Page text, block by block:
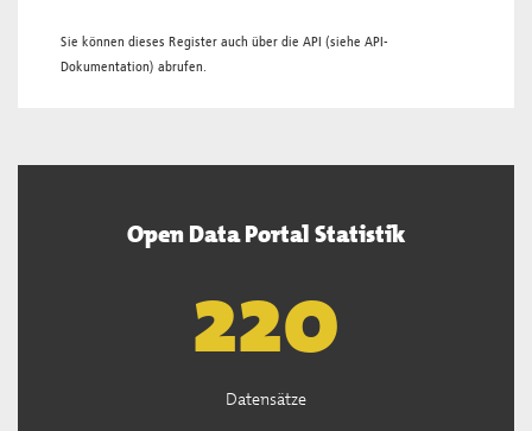
Sie können dieses Register auch über die API (siehe API-
Dokumentation) abrufen.
Open Data Portal Statistik
222
Datensätze